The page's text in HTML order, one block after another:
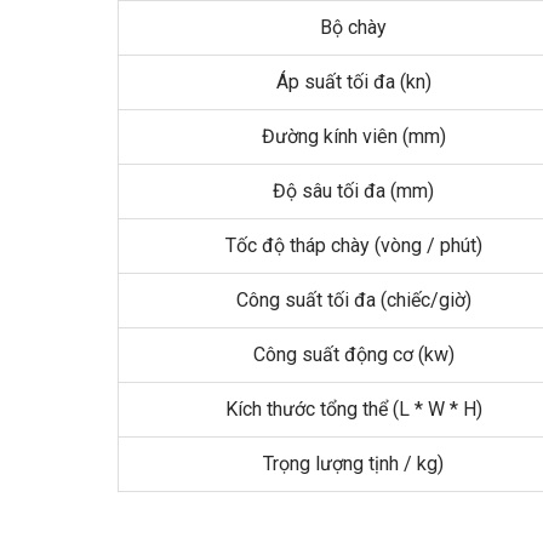
Bộ chày
Áp suất tối đa (kn)
Đường kính viên (mm)
Độ sâu tối đa (mm)
Tốc độ tháp chày (vòng / phút)
Công suất tối đa (chiếc/giờ)
Công suất động cơ (kw)
Kích thước tổng thể (L * W * H)
Trọng lượng tịnh / kg)